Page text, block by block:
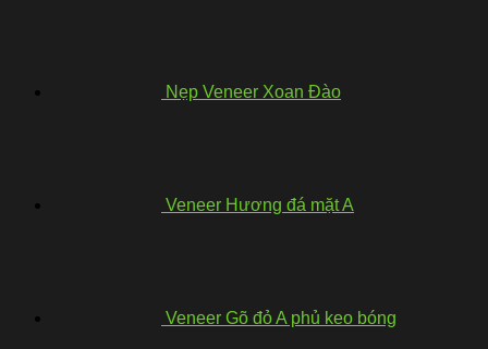
Nẹp Veneer Xoan Đào
Veneer Hương đá mặt A
Veneer Gõ đỏ A phủ keo bóng